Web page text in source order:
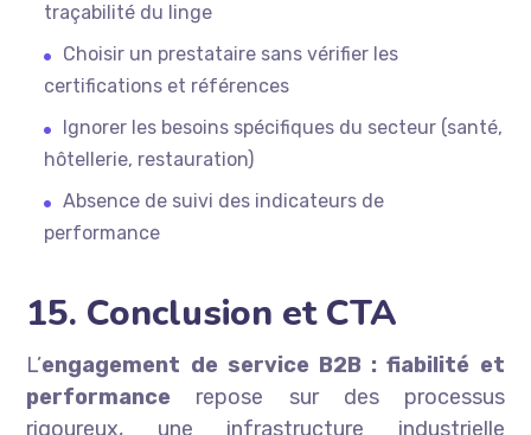
traçabilité du linge
Choisir un prestataire sans vérifier les
certifications et références
Ignorer les besoins spécifiques du secteur (santé,
hôtellerie, restauration)
Absence de suivi des indicateurs de
performance
15. Conclusion et CTA
L’engagement de service B2B : fiabilité et
performance repose sur des processus
rigoureux, une infrastructure industrielle